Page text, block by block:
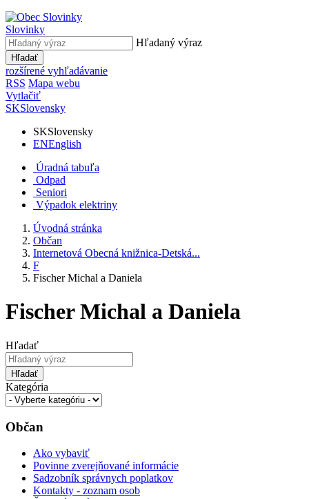
Slovinky
Hľadaný výraz
Hľadať
rozšírené vyhľadávanie
RSS Mapa webu
Vytlačiť
SKSlovensky
SKSlovensky
ENEnglish
Úradná tabuľa
Odpad
Seniori
Výpadok elektriny
Úvodná stránka
Občan
Internetová Obecná knižnica-Detská...
F
Fischer Michal a Daniela
Fischer Michal a Daniela
Hľadať
Hľadať
Kategória
Občan
Ako vybaviť
Povinne zverejňované informácie
Sadzobník správnych poplatkov
Kontakty - zoznam osob